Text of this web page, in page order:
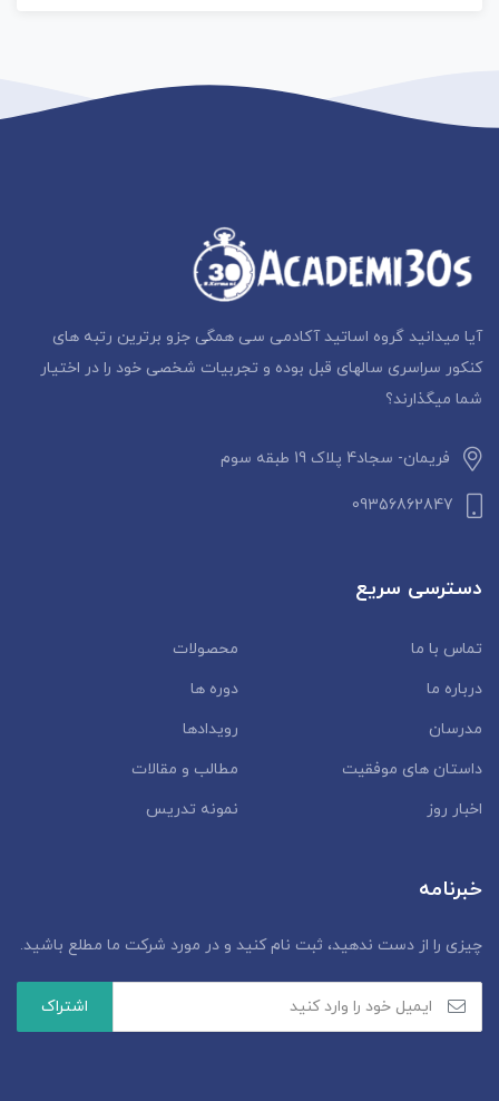
آیا میدانید گروه اساتید آکادمی سی همگی جزو برترین رتبه های
کنکور سراسری سالهای قبل بوده و تجربیات شخصی خود را در اختیار
شما میگذارند؟
فریمان- سجاد4 پلاک 19 طبقه سوم
09356862847
دسترسی سریع
تماس با ما
محصولات
درباره ما
دوره ها
مدرسان
رویدادها
داستان‌ های موفقیت
مطالب و مقالات
اخبار روز
نمونه تدریس
خبرنامه
چیزی را از دست ندهید، ثبت نام کنید و در مورد شرکت ما مطلع باشید.